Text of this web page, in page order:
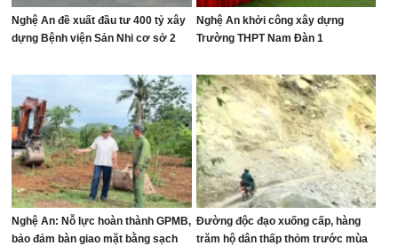
Nghệ An đề xuất đầu tư 400 tỷ xây
dựng Bệnh viện Sản Nhi cơ sở 2
Nghệ An khởi công xây dựng
Trường THPT Nam Đàn 1
Nghệ An: Nỗ lực hoàn thành GPMB,
bảo đảm bàn giao mặt bằng sạch
Đường độc đạo xuống cấp, hàng
trăm hộ dân thấp thỏm trước mùa